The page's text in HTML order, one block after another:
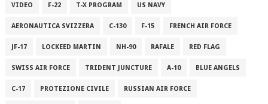
VIDEO F-22 T-X PROGRAM US NAVY
AERONAUTICA SVIZZERA C-130 F-15 FRENCH AIR FORCE
JF-17 LOCKEED MARTIN NH-90 RAFALE RED FLAG
SWISS AIR FORCE TRIDENT JUNCTURE A-10 BLUE ANGELS
C-17 PROTEZIONE CIVILE RUSSIAN AIR FORCE